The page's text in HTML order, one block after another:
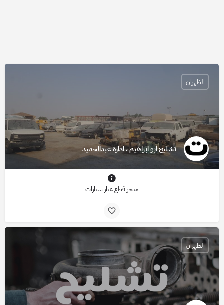
تشليح ابو ابراهيم ، ادارة عبدالحميد
الظهران
متجر قطع غيار سيارات
الظهران